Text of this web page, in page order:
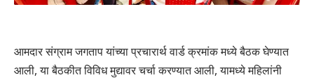
आमदार संग्राम जगताप यांच्या प्रचारार्थ वार्ड क्रमांक मध्ये बैठक घेण्यात
आली, या बैठकीत विविध मुद्यावर चर्चा करण्यात आली, यामध्ये महिलांनी